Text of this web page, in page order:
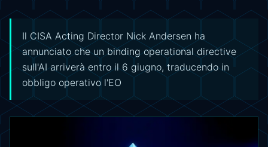
Il CISA Acting Director Nick Andersen ha
annunciato che un binding operational directive
sull'AI arriverà entro il 6 giugno, traducendo in
obbligo operativo l'EO